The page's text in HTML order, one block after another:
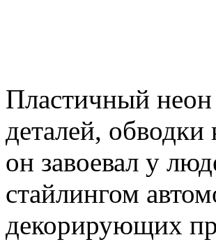
Пластичный неон
деталей,
он завоевал у
стайлингом
декорирующих